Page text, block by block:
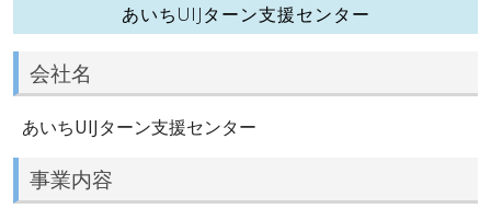
あいちUIJターン支援センター
会社名
あいちUIJターン支援センター
事業内容